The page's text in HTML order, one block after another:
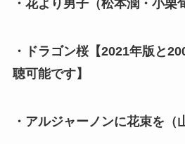
・花より男子（松本潤・小栗
・ドラゴン桜【2021年版と
聴可能です】
・アルジャーノンに花束を（